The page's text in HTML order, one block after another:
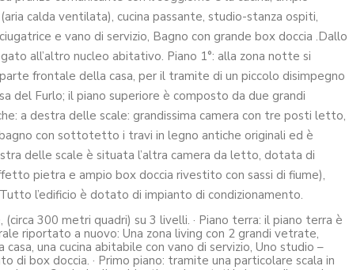
calda ventilata), cucina passante, studio-stanza ospiti,
e vano di servizio, Bagno con grande box doccia .Dallo
all’altro nucleo abitativo. Piano 1°: alla zona notte si
frontale della casa, per il tramite di un piccolo disimpegno
del Furlo; il piano superiore è composto da due grandi
a destra delle scale: grandissima camera con tre posti letto,
con sottotetto i travi in legno antiche originali ed è
delle scale è situata l’altra camera da letto, dotata di
pietra e ampio box doccia rivestito con sassi di fiume),
l’edificio è dotato di impianto di condizionamento.
300 metri quadri) su 3 livelli. · Piano terra: il piano terra è
riportato a nuovo: Una zona living con 2 grandi vetrate,
una cucina abitabile con vano di servizio, Uno studio –
di box doccia. · Primo piano: tramite una particolare scala in